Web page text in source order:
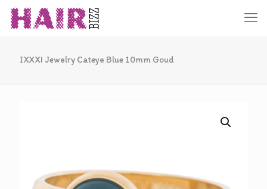
IXXXI Jewelry Cateye Blue 10mm Goud